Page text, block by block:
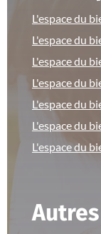
L'espace du
L'espace du
L'espace du
L'espace du
L'espace du
L'espace du
L'espace du
Autres